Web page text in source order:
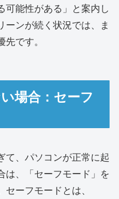
可能性がある」と案内し
ーンが続く状況では、ま
です。
場合：セーフ
て、パソコンが正常に起
は、「セーフモード」を
ーフモードとは、